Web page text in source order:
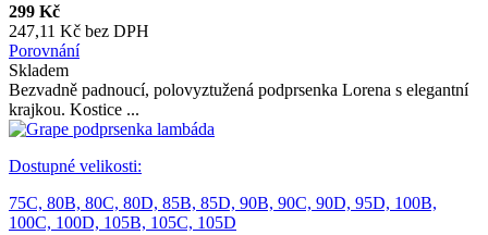
299 Kč
247,11 Kč bez DPH
Porovnání
Skladem
Bezvadně padnoucí, polovyztužená podprsenka Lorena s elegantní
krajkou. Kostice ...
Dostupné velikosti:
75C, 80B, 80C, 80D, 85B, 85D, 90B, 90C, 90D, 95D, 100B,
100C, 100D, 105B, 105C, 105D